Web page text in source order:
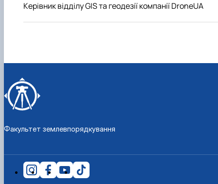
Керівник відділу GIS та геодезії компанії DroneUA
Факультет землевпорядкування